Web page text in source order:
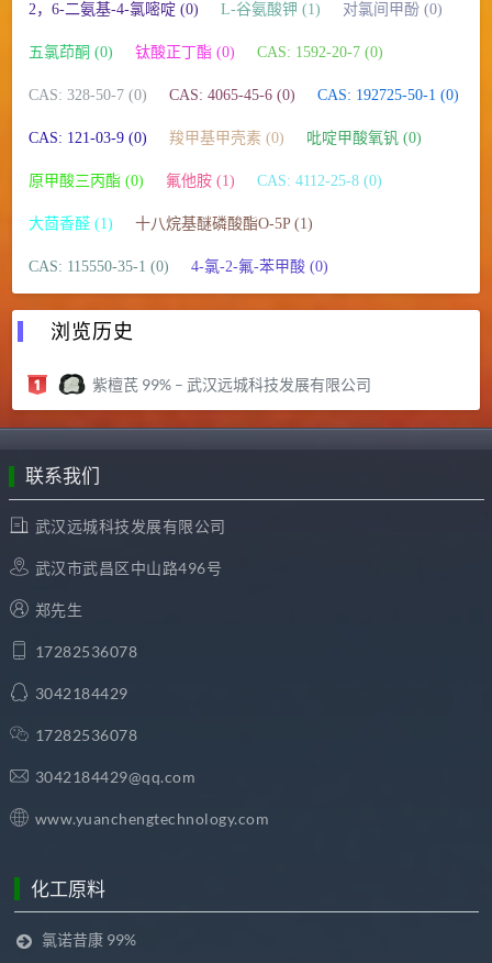
2，6-二氨基-4-氯嘧啶 (0) L-谷氨酸钾 (1) 对氯间甲酚 (0)
五氯茚酮 (0) 钛酸正丁酯 (0) CAS: 1592-20-7 (0)
CAS: 328-50-7 (0) CAS: 4065-45-6 (0) CAS: 192725-50-1 (0)
CAS: 121-03-9 (0) 羧甲基甲壳素 (0) 吡啶甲酸氧钒 (0)
原甲酸三丙酯 (0) 氟他胺 (1) CAS: 4112-25-8 (0)
大茴香醛 (1) 十八烷基醚磷酸酯O-5P (1)
CAS: 115550-35-1 (0) 4-氯-2-氟-苯甲酸 (0)
浏览历史
紫檀芪 99% – 武汉远城科技发展有限公司
联系我们
武汉远城科技发展有限公司
武汉市武昌区中山路496号
郑先生
17282536078
3042184429
17282536078
3042184429@qq.com
www.yuanchengtechnology.com
化工原料
氯诺昔康 99%